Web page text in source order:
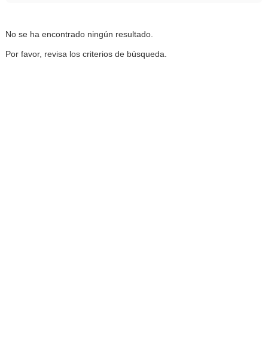
No se ha encontrado ningún resultado.
Por favor, revisa los criterios de búsqueda.